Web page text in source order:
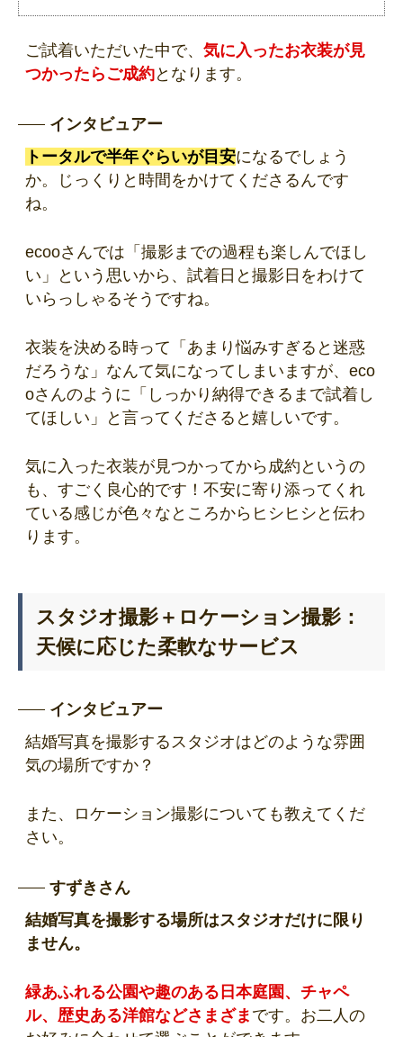
ご試着いただいた中で、 気に入ったお衣装が見
つかったらご成約となります。
インタビュアー
トータルで半年ぐらいが目安になるでしょう
か。じっくりと時間をかけてくださるんです
ね。
ecooさんでは「撮影までの過程も楽しんでほし
い」という思いから、試着日と撮影日をわけて
いらっしゃるそうですね。
衣装を決める時って「あまり悩みすぎると迷惑
だろうな」なんて気になってしまいますが、eco
oさんのように「しっかり納得できるまで試着し
てほしい」と言ってくださると嬉しいです。
気に入った衣装が見つかってから成約というの
も、すごく良心的です！不安に寄り添ってくれ
ている感じが色々なところからヒシヒシと伝わ
ります。
スタジオ撮影＋ロケーション撮影：
天候に応じた柔軟なサービス
インタビュアー
結婚写真を撮影するスタジオはどのような雰囲
気の場所ですか？
また、ロケーション撮影についても教えてくだ
さい。
すずきさん
結婚写真を撮影する場所はスタジオだけに限り
ません。
緑あふれる公園や趣のある日本庭園、チャペ
ル、歴史ある洋館などさまざま です。お二人の